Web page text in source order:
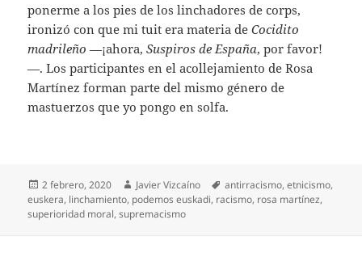
ponerme a los pies de los linchadores de corps,
ironizó con que mi tuit era materia deCocidito
madrileño —¡ahora,Suspiros de España, por favor!
—. Los participantes en el acollejamiento de Rosa
Martínez forman parte del mismo género de
mastuerzos que yo pongo en solfa.
Publicado
el
2 febrero, 2020 Autor
Javier Vizcaíno Etiquetas
antirracismo,etnicismo,
euskera, linchamiento, podemos euskadi, racismo, rosa martínez,
superioridad moral,supremacismo